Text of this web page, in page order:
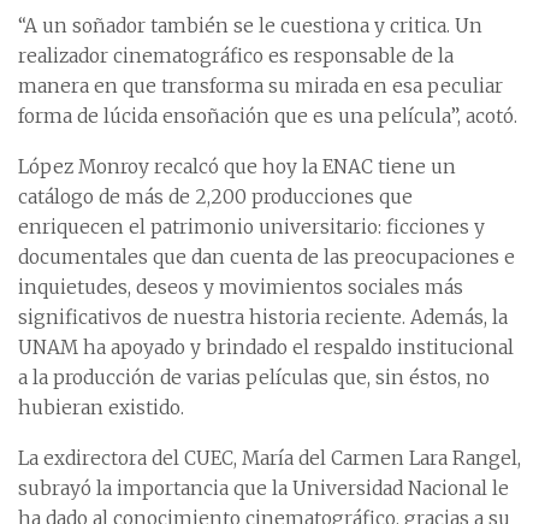
“A un soñador también se le cuestiona y critica. Un
realizador cinematográfico es responsable de la
manera en que transforma su mirada en esa peculiar
forma de lúcida ensoñación que es una película”, acotó.
López Monroy recalcó que hoy la ENAC tiene un
catálogo de más de 2,200 producciones que
enriquecen el patrimonio universitario: ficciones y
documentales que dan cuenta de las preocupaciones e
inquietudes, deseos y movimientos sociales más
significativos de nuestra historia reciente. Además, la
UNAM ha apoyado y brindado el respaldo institucional
a la producción de varias películas que, sin éstos, no
hubieran existido.
La exdirectora del CUEC, María del Carmen Lara Rangel,
subrayó la importancia que la Universidad Nacional le
ha dado al conocimiento cinematográfico, gracias a su